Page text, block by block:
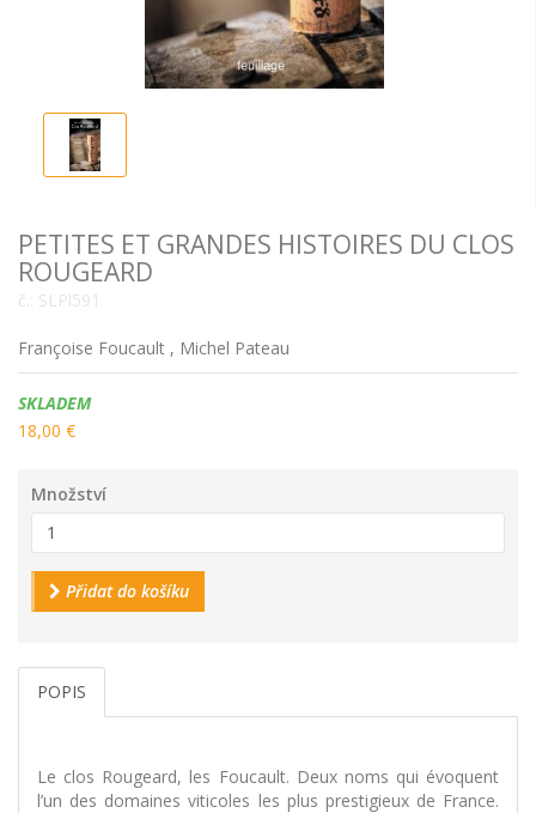
PETITES ET GRANDES HISTOIRES DU CLOS
ROUGEARD
č.: SLPl591
Françoise Foucault , Michel Pateau
Dostupnost:
SKLADEM
18,00 €
Množství
Přidat do košíku
POPIS
Le clos Rougeard, les Foucault. Deux noms qui évoquent
l’un des domaines viticoles les plus prestigieux de France.